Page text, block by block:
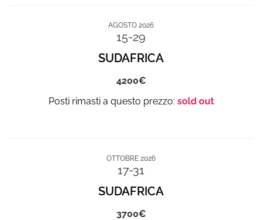
AGOSTO 2026
15-29
SUDAFRICA
4200
sold out
OTTOBRE 2026
17-31
SUDAFRICA
3700